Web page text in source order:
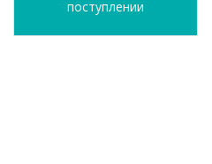
поступлении